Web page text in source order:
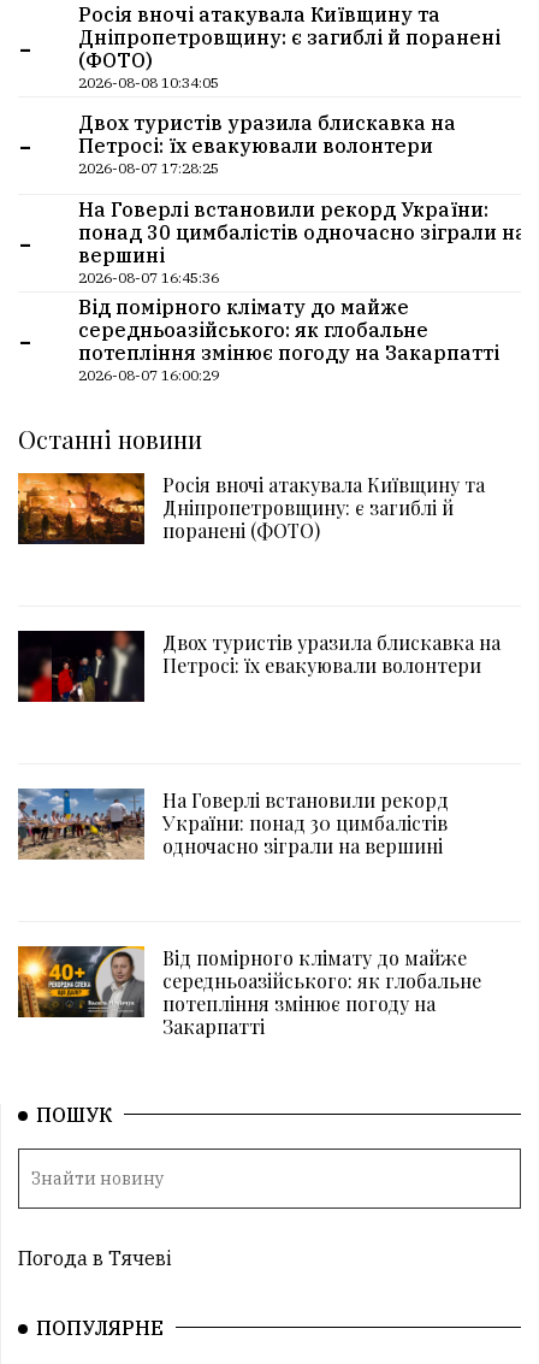
-
Росія вночі атакувала Київщину та
Дніпропетровщину: є загиблі й поранені
(ФОТО)
2026-08-08 10:34:05
-
Двох туристів уразила блискавка на
Петросі: їх евакуювали волонтери
2026-08-07 17:28:25
-
На Говерлі встановили рекорд України:
понад 30 цимбалістів одночасно зіграли на
вершині
2026-08-07 16:45:36
-
Від помірного клімату до майже
середньоазійського: як глобальне
потепління змінює погоду на Закарпатті
2026-08-07 16:00:29
Останні новини
Росія вночі атакувала Київщину та
Дніпропетровщину: є загиблі й
поранені (ФОТО)
Двох туристів уразила блискавка на
Петросі: їх евакуювали волонтери
На Говерлі встановили рекорд
України: понад 30 цимбалістів
одночасно зіграли на вершині
Від помірного клімату до майже
середньоазійського: як глобальне
потепління змінює погоду на
Закарпатті
ПОШУК
Погода в Тячеві
ПОПУЛЯРНЕ